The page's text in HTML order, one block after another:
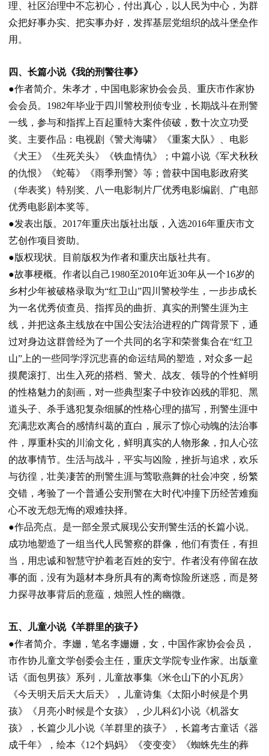
理、社区治理中不忘初心，付出真心，以人民为中心，为群
众把好事办实、把实事办好，发挥基层党组织的战斗堡垒作
用。
四、长篇小说《我的刑警往事》
●作者简介。朱孝才，中国电影家协会会员、重庆市作家协
会会员。 1982年毕业于四川警校刑侦专业，长期战斗在刑警
一线，参与和指挥上百起重特大案件侦破，数十次立功受
奖。主要作品：电视剧《警犬海啸》《重案大队》、电影
《犬王》《生死关头》《铁血情仇》；中篇小说《军犬秋秋
的仇恨》《蛇莓》《雨季刑警》等；曾获中国电影政府奖
（华表奖）特别奖、八一电影制片厂优秀电影编剧、广电部
优秀电影剧本奖等。
●发表出版。 2017年重庆出版社出版，入选2016年重庆市文
艺创作项目资助。
●版权现状。
目前版权为作者和重庆出版社共有。
●故事梗概。作者以自己1980至2010年近30年从一个16岁的
乡村少年被破格录取为“红卫山”四川警校学生，一步步成长
为一名优秀侦查员、指挥员的曲折、真实的刑警生涯为主
线，并把这条主线放在中国公安法治进程的广阔背景下，通
过对身边这群曾经为了一个共同的名字和荣誉集合在“红卫
山” 上的一些同学浮沉悲喜的命运结局的塑造，对众多一起
摸爬滚打、出生入死的搭档、警犬、战友、领导的个性鲜明
的性格魅力的刻画，对一些典型案子中狡诈凶残的罪犯、黑
道头子、杀手逃犯复杂细腻的性格心理的描写，刑警生涯中
充满悲欢离合的感情纠葛的直白，展示了惊心动魄的法治事
件，厚重朴实的川渝文化，鲜明真实的人物形象，扣人心弦
的故事情节。生活与战斗，平实与凶险，挫折与追求，欢乐
与彷徨，壮美凄苦的刑警生涯与莺歌燕舞的社会冲突，纷繁
交错，考验了一个普通公安刑警在大时代冲撞下历经苦难痴
心不改无怨无悔的艰难抉择。
●作品亮点。 是一部全景式展现公安刑警生活的长篇小说。
成功地塑造了一组当代人民警察的群像，他们有责任，有担
当，用忠诚和智慧守护着老百姓的安宁。作者没有停留在故
事的面，没有为题材本身所具有的离奇惊险所迷惑，而是努
力探寻故事背后的意蕴，烛照人性的幽微。
五、儿童小说《羊群里的孩子》
●作者简介。李姗，笔名李姗姗，女，中国作家协会会员，
市作协儿童文学创委会主任，重庆文学院专业作家。出版童
话《面包男孩》系列，儿童故事集《米仓山下的小瓦房》
《今天明天后天大后天》，儿童诗集《太阳小时候是个男
孩》《月亮小时候是个女孩》，少儿科幻小说《机器女
孩》，长篇少儿小说《羊群里的孩子》，长篇考古童话《器
成千年》，绘本《12个妈妈》《变变变》《蜘蛛先生的葬